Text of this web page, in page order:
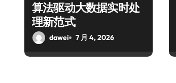
算法驱动大数据实时处
理新范式
dawei 7 月 4, 2026